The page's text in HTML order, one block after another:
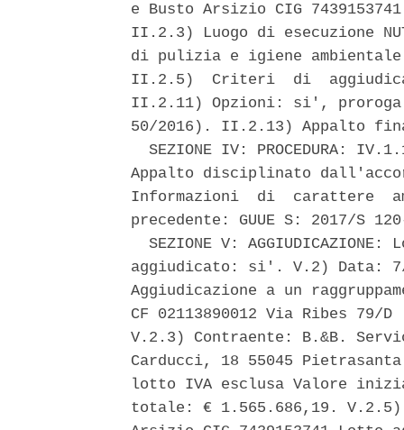
e Busto Arsizio CIG
II.2.3) Luogo di esecuzione
di pulizia e igiene
II.2.5)  Criteri  di
II.2.11) Opzioni: si',
50/2016). II.2.13) Appalto
SEZIONE IV: PROCEDURA:
Appalto disciplinato
Informazioni  di  carattere
precedente: GUUE S: 2017/S
SEZIONE V: AGGIUDICAZIONE:
aggiudicato: si'. V.2) Data:
Aggiudicazione a un
CF 02113890012 Via Ribes 79/
V.2.3) Contraente: B.&B.
Carducci, 18 55045
lotto IVA esclusa Valore
totale: € 1.565.686,19.